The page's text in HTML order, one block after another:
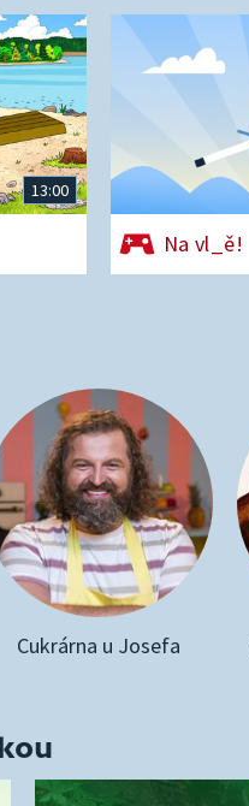
13:00
Na vl_ě!
Cukrárna u Josefa